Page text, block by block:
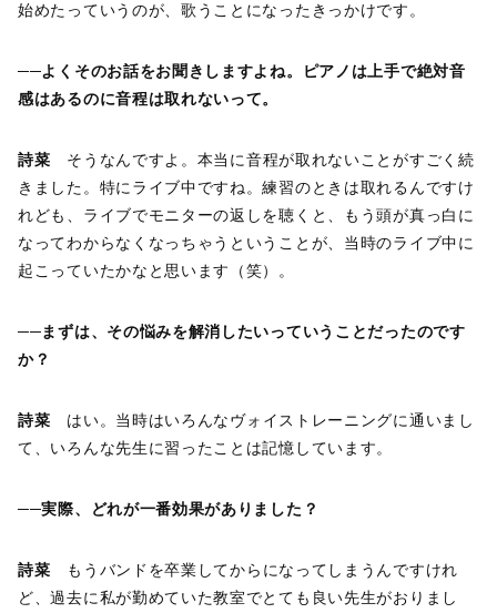
始めたっていうのが、歌うことになったきっかけです。
──よくそのお話をお聞きしますよね。ピアノは上手で絶対音
感はあるのに音程は取れないって。
詩菜 そうなんですよ。本当に音程が取れないことがすごく続
きました。特にライブ中ですね。練習のときは取れるんですけ
れども、ライブでモニターの返しを聴くと、もう頭が真っ白に
なってわからなくなっちゃうということが、当時のライブ中に
起こっていたかなと思います（笑）。
──まずは、その悩みを解消したいっていうことだったのです
か？
詩菜 はい。当時はいろんなヴォイストレーニングに通いまし
て、いろんな先生に習ったことは記憶しています。
──実際、どれが一番効果がありました？
詩菜 もうバンドを卒業してからになってしまうんですけれ
ど、過去に私が勤めていた教室でとても良い先生がおりまし